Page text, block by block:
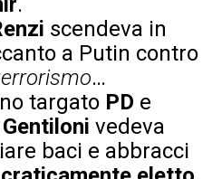
scendeva in
a Putin contro
…
targato PD e
vedeva
baci e abbracci